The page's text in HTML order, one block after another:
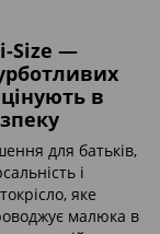
Size —
в
для батьків,
і
яке
малюка в